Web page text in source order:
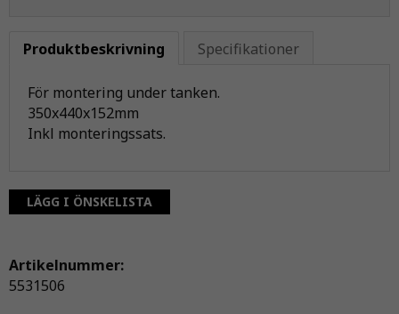
Produktbeskrivning Specifikationer
För montering under tanken.
350x440x152mm
Inkl monteringssats.
LÄGG I ÖNSKELISTA
Artikelnummer:
5531506